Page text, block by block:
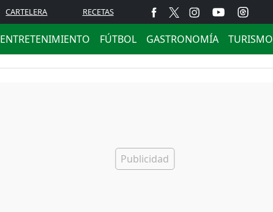
CARTELERA RECETAS
ENTRETENIMIENTO FÚTBOL GASTRONOMÍA TURISMO